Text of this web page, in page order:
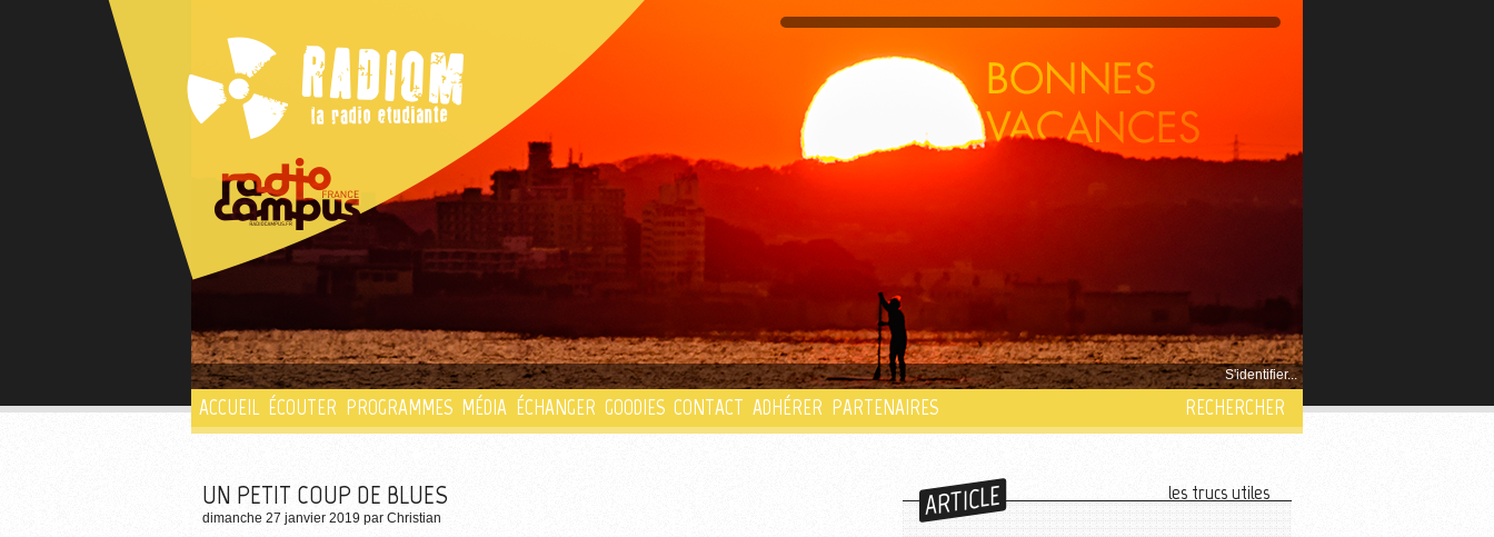
S'identifier...
ACCUEIL ÉCOUTER PROGRAMMES MÉDIA ÉCHANGER GOODIES CONTACT ADHÉRER PARTENAIRES RECHERCHER
UN PETIT COUP DE BLUES
dimanche 27 janvier 2019 par Christian ARTICLE les trucs utiles